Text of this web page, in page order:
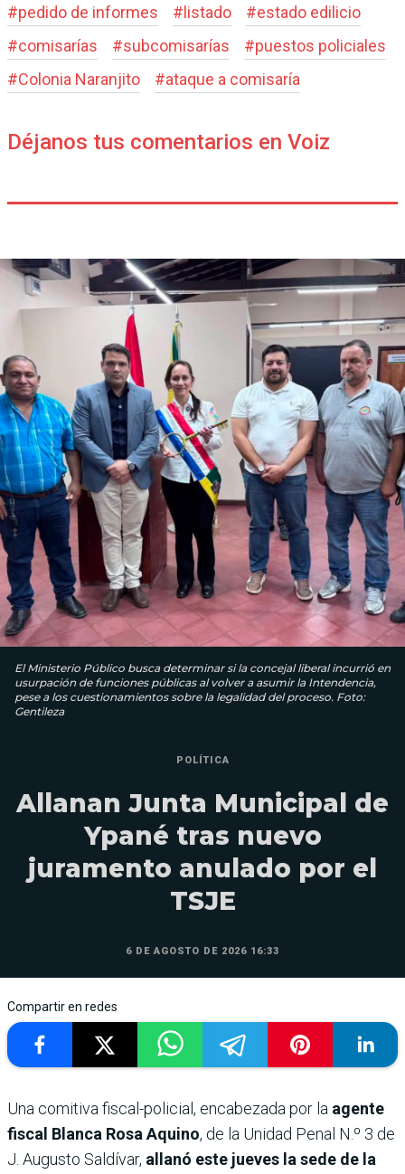
#pedido de informes # listado #estado edilicio
#comisarías #subcomisarías #puestos policiales
#Colonia Naranjito #ataque a comisaría
Déjanos tus comentarios en Voiz
El Ministerio Público busca determinar si la concejal liberal incurrió en
usurpación de funciones públicas al volver a asumir la Intendencia,
pese a los cuestionamientos sobre la legalidad del proceso. Foto:
Gentileza
POLÍTICA
Allanan Junta Municipal de
Ypané tras nuevo
juramento anulado por el
TSJE
6 DE AGOSTO DE 2026 16:33
Compartir en redes
Una comitiva fiscal-policial, encabezada por la agente
fiscal Blanca Rosa Aquino, de la Unidad Penal N.º 3 de
J. Augusto Saldívar, allanó este jueves la sede de la